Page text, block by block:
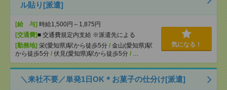
ル貼り[派遣]
[給 与] 時給1,500円～1,875円
[交通費]■ 交通費規定内支給 ※派遣先による
[勤務地] 栄(愛知県)駅から徒歩5分 / 金山(愛知県)駅
から徒歩5分 / 伏見(愛知県)駅から徒歩5分 / …
気になる！
＼来社不要／単発1日OK＊お菓子の仕分け[派遣]